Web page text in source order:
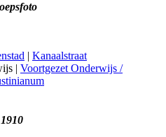
| Kanaalstraat
| Voortgezet Onderwijs /